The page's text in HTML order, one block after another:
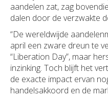
aandelen zat, zag
dalen door de verzwakte
“De wereldwijde
april een zware dreun te
“Liberation Day”, maar
inzinking. Toch blijft het
de exacte impact ervan
handelsakkoord en de